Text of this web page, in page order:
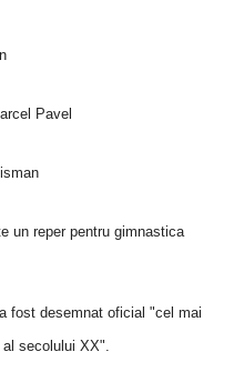
Pavel
un reper pentru gimnastica
fost desemnat oficial "cel mai
secolului XX".